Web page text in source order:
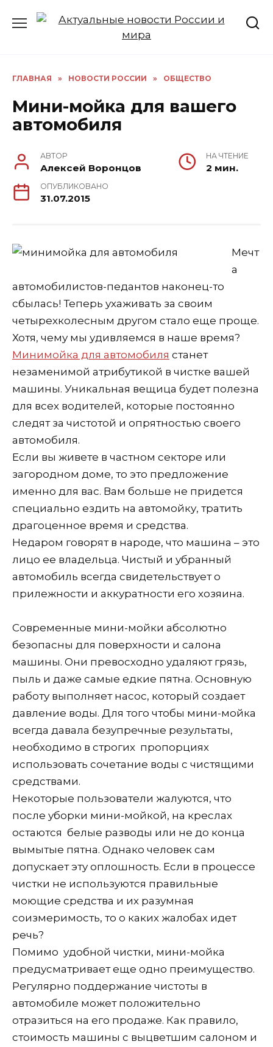
ГЛАВНАЯ » НОВОСТИ РОССИИ » ОБЩЕСТВО
Мини-мойка для вашего
автомобиля
АВТОР
Алексей Воронцов
НА ЧТЕНИЕ
2 мин.
ОПУБЛИКОВАНО
31.07.2015
Мечт
а
автомобилистов-педантов наконец-то
сбылась! Теперь ухаживать за своим
четырехколесным другом стало еще проще.
Хотя, чему мы удивляемся в наше время?
Минимойка для автомобиля станет
незаменимой атрибутикой в чистке вашей
машины. Уникальная вещица будет полезна
для всех водителей, которые постоянно
следят за чистотой и опрятностью своего
автомобиля.
Если вы живете в частном секторе или
загородном доме, то это предложение
именно для вас. Вам больше не придется
специально ездить на автомойку, тратить
драгоценное время и средства.
Недаром говорят в народе, что машина – это
лицо ее владельца. Чистый и убранный
автомобиль всегда свидетельствует о
прилежности и аккуратности его хозяина.
Современные мини-мойки абсолютно
безопасны для поверхности и салона
машины. Они превосходно удаляют грязь,
пыль и даже самые едкие пятна. Основную
работу выполняет насос, который создает
давление воды. Для того чтобы мини-мойка
всегда давала безупречные результаты,
необходимо в строгих пропорциях
использовать сочетание воды с чистящими
средствами.
Некоторые пользователи жалуются, что
после уборки мини-мойкой, на креслах
остаются белые разводы или не до конца
вымытые пятна. Однако человек сам
допускает эту оплошность. Если в процессе
чистки не используются правильные
моющие средства и их разумная
соизмеримость, то о каких жалобах идет
речь?
Помимо удобной чистки, мини-мойка
предусматривает еще одно преимущество.
Регулярно поддержание чистоты в
автомобиле может положительно
отразиться на его продаже. Как правило,
стоимость машины с выцветшим салоном и